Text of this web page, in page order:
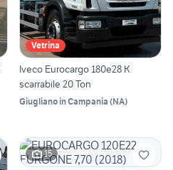
Vetrina
Iveco Eurocargo 180e28 K
scarrabile 20 Ton
Giugliano in Campania (NA)
15